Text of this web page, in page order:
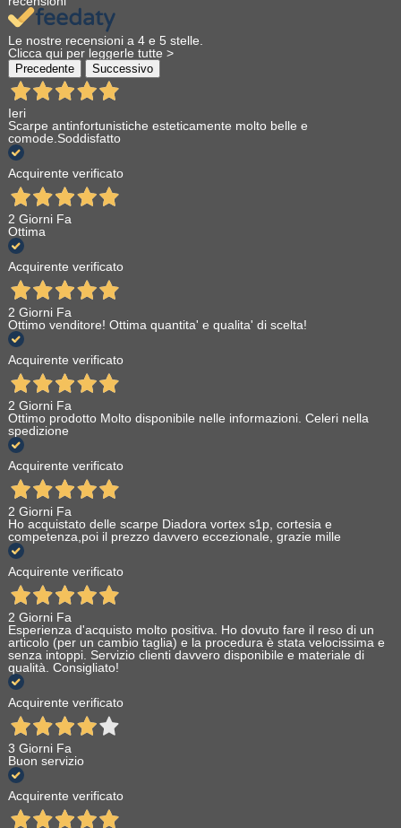
Sei nel posto giusto.
Ogni piede è diverso, ogni lavoro ha le sue
esigenze.Scrivici in chat, su WhatsApp o via email
consigliamo in base al tuo lavoro, all’ambiente in cui ti
muovi, alla tua taglia reale.
Nessun algoritmo. Solo esperienza.
✍️ Romolo Magrini (https://www.linkedin.com/in/romolo-
magrini/)
© 2025 Best Safety – Testo originale. Tutti i diritti
riservati.
Le nostre recensioni a 4 e 5 stelle.
Clicca qui per leggerle tutte >
Precedente Successivo
Ieri
Scarpe antinfortunistiche esteticamente molto belle e
comode.Soddisfatto
Acquirente verificato
2 Giorni Fa
Ottima
Acquirente verificato
2 Giorni Fa
Ottimo venditore! Ottima quantita' e qualita' di scelta!
Acquirente verificato
2 Giorni Fa
Ottimo prodotto Molto disponibile nelle informazioni. Celeri nella
spedizione
Acquirente verificato
2 Giorni Fa
Ho acquistato delle scarpe Diadora vortex s1p, cortesia e
competenza,poi il prezzo davvero eccezionale, grazie mille
Acquirente verificato
2 Giorni Fa
Esperienza d'acquisto molto positiva. Ho dovuto fare il reso di un
articolo (per un cambio taglia) e la procedura è stata velocissima e
senza intoppi. Servizio clienti davvero disponibile e materiale di
qualità. Consigliato!
Acquirente verificato
3 Giorni Fa
Buon servizio
Acquirente verificato